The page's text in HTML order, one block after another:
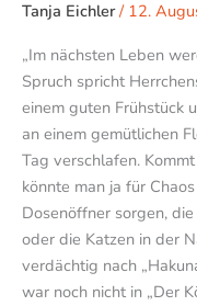
Tanja Eichler/ 12.
„Im nächsten Leben
Spruch spricht
einem guten Frühstück
an einem gemütlichen
Tag verschlafen.
könnte man ja für
Dosenöffner sorgen,
oder die Katzen in der
verdächtig nach
war noch nicht in „Der